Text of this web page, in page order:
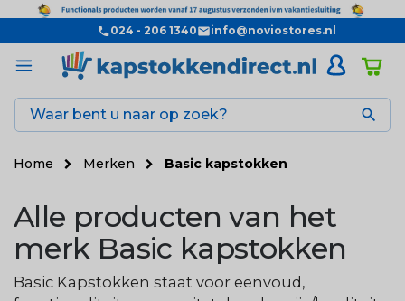
024 - 206 1340 info@noviostores.nl

Home Merken Basic kapstokken
Alle producten van het
merk Basic kapstokken
Basic Kapstokken staat voor eenvoud,